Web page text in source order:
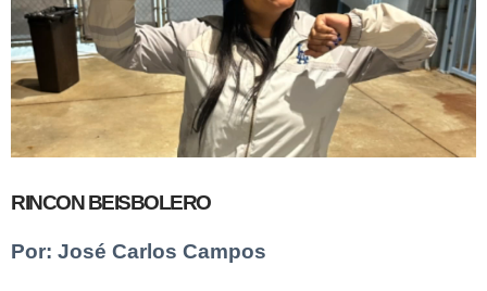
RINCON BEISBOLERO
Por: José Carlos Campos